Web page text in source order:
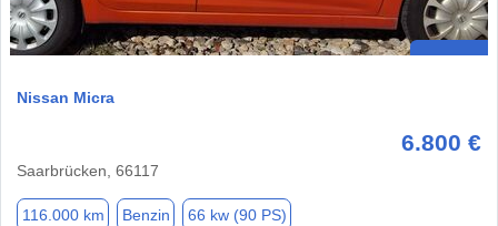
Nissan Micra
6.800 €
Saarbrücken, 66117
116.000 km Benzin 66 kw (90 PS)